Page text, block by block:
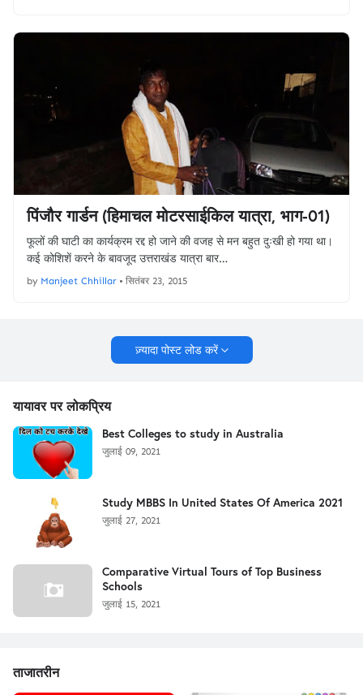
पिंजौर गार्डन (हिमाचल मोटरसाईकिल यात्रा, भाग-01)
फूलों की घाटी का कार्यक्रम रद्द हो जाने की वजह से मन बहुत दुःखी हो गया था।
कई कोशिशें करने के बावजूद उत्तराखंड यात्रा बार…
by Manjeet Chhillar • सितंबर 23, 2015
ज़्यादा पोस्ट लोड करें
यायावर पर लोकप्रिय
Best Colleges to study in Australia
जुलाई 09, 2021
Study MBBS In United States Of America 2021
जुलाई 27, 2021
Comparative Virtual Tours of Top Business
Schools
जुलाई 15, 2021
ताजातरीन